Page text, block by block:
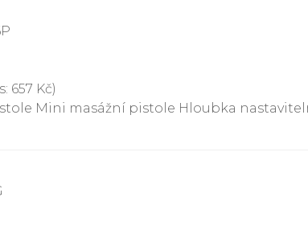
657 Kč)
Mini masážní pistole Hloubka